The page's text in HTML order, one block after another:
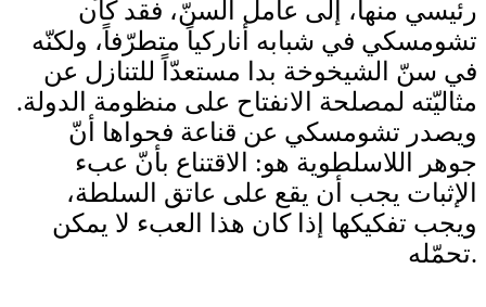
رئيسي منها، إلى عامل السنّ، فقد كان
تشومسكي في شبابه أناركياً متطرّفاً، ولكنّه
في سنّ الشيخوخة بدا مستعدّاً للتنازل عن
مثاليّته لمصلحة الانفتاح على منظومة الدولة.
ويصدر تشومسكي عن قناعة فحواها أنّ
جوهر اللاسلطوية هو: الاقتناع بأنّ عبء
الإثبات يجب أن يقع على عاتق السلطة،
ويجب تفكيكها إذا كان هذا العبء لا يمكن
تحمّله.